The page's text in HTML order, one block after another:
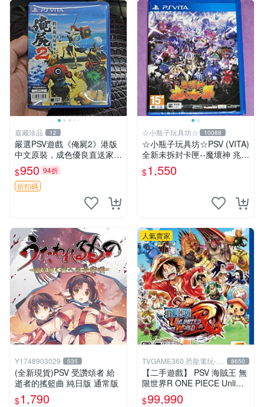
嘉藏珍品 12
嚴選PSV遊戲《俺屍2》港版
中文原裝，成色優良直送家門
口 俺屍2 PSV 港版 中文
$950 94折
折扣碼
☆小瓶子玩具坊☆ 10088
☆小瓶子玩具坊☆PSV (VITA)
全新未拆封卡匣--魔壞神 兆力
翁 繁體中文版
$1,550
Y1748903029 535
(全新現貨)PSV 受讚頌者 給
逝者的搖籃曲 純日版 通常版
$1,790
人氣賣家
TVGAME360 恐龍電玩-台
中店
8650
【二手遊戲】 PSV 海賊王 無
限世界R ONE PIECE Unlimit
ed World 中文版【台中恐龍
電玩】
$99,990